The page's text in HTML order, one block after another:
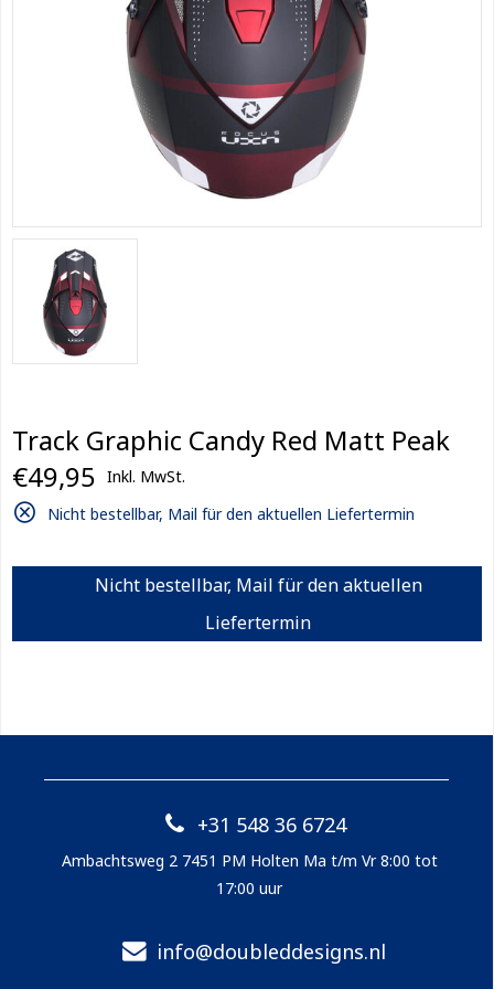
Track Graphic Candy Red Matt Peak
€49,95 Inkl. MwSt.
Nicht bestellbar, Mail für den aktuellen Liefertermin
Nicht bestellbar, Mail für den aktuellen
Liefertermin
+31 548 36 6724
Ambachtsweg 2 7451 PM Holten Ma t/m Vr 8:00 tot
17:00 uur
info@doubleddesigns.nl